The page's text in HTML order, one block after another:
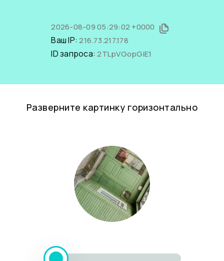
2026-08-09 05:29:02 +0000
Ваш IP:216.73.217.178
ID запроса:2TLpVGopGiE1
Разверните картинку горизонтально